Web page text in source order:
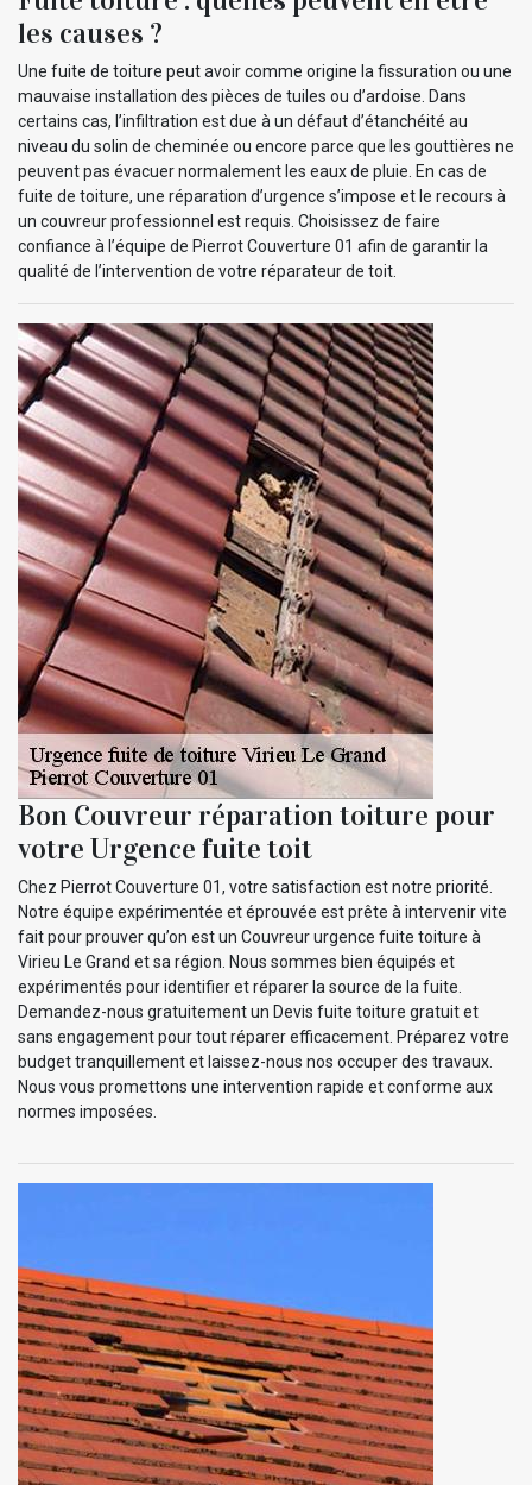
les causes ?
Une fuite de toiture peut avoir comme origine la fissuration ou une
mauvaise installation des pièces de tuiles ou d’ardoise. Dans
certains cas, l’infiltration est due à un défaut d’étanchéité au
niveau du solin de cheminée ou encore parce que les gouttières ne
peuvent pas évacuer normalement les eaux de pluie. En cas de
fuite de toiture, une réparation d’urgence s’impose et le recours à
un couvreur professionnel est requis. Choisissez de faire
confiance à l’équipe de Pierrot Couverture 01 afin de garantir la
qualité de l’intervention de votre réparateur de toit.
Bon Couvreur réparation toiture pour
votre Urgence fuite toit
Chez Pierrot Couverture 01, votre satisfaction est notre priorité.
Notre équipe expérimentée et éprouvée est prête à intervenir vite
fait pour prouver qu’on est un Couvreur urgence fuite toiture à
Virieu Le Grand et sa région. Nous sommes bien équipés et
expérimentés pour identifier et réparer la source de la fuite.
Demandez-nous gratuitement un Devis fuite toiture gratuit et
sans engagement pour tout réparer efficacement. Préparez votre
budget tranquillement et laissez-nous nos occuper des travaux.
Nous vous promettons une intervention rapide et conforme aux
normes imposées.